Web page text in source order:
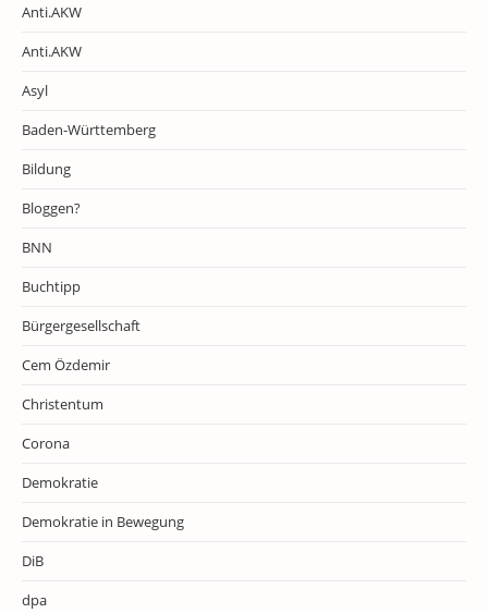
Anti.AKW
Anti.AKW
Asyl
Baden-Württemberg
Bildung
Bloggen?
BNN
Buchtipp
Bürgergesellschaft
Cem Özdemir
Christentum
Corona
Demokratie
Demokratie in Bewegung
DiB
dpa